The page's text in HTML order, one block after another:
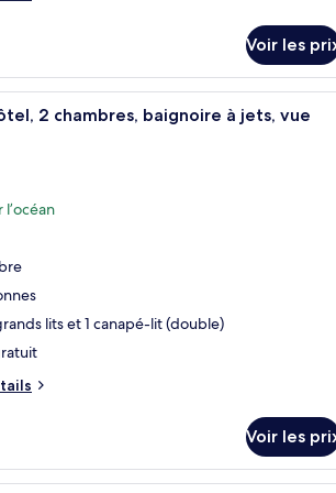
Voir les
:
Une chambre d’hôtel dotée
2 chambres, baignoire à jets, vue
l’océan
lits et 1 canapé-lit (double)
Voir les